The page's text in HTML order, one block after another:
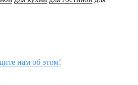
нам об этом!